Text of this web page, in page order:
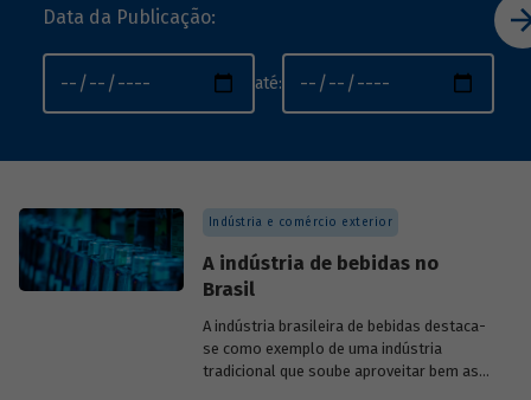
Data da Publicação:
até:
Indústria e comércio exterior
A indústria de bebidas no
Brasil
A indústria brasileira de bebidas destaca-
se como exemplo de uma indústria
tradicional que soube aproveitar bem as